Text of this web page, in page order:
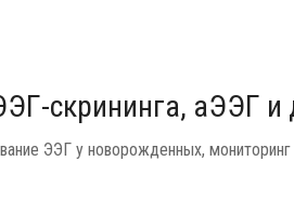
скрининга, аЭЭГ и
ЭЭГ у новорожденных,